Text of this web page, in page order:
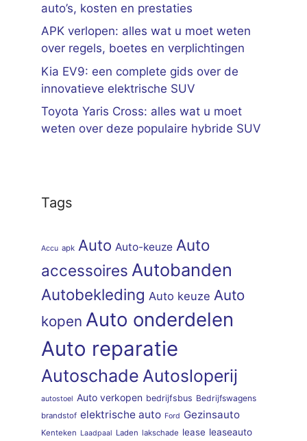
auto’s, kosten en prestaties
APK verlopen: alles wat u moet weten
over regels, boetes en verplichtingen
Kia EV9: een complete gids over de
innovatieve elektrische SUV
Toyota Yaris Cross: alles wat u moet
weten over deze populaire hybride SUV
Tags
Accu apk Auto Auto-keuze Auto
accessoires Autobanden
Autobekleding Auto keuze Auto
kopen Auto onderdelen
Auto reparatie
Autoschade Autosloperij
autostoel Auto verkopen bedrijfsbus Bedrijfswagens
brandstof elektrische auto Ford Gezinsauto
Kenteken Laadpaal Laden lakschade lease leaseauto